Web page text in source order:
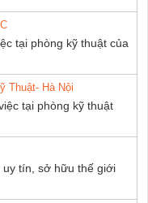
tại phòng kỹ thuật của
Thuật- Hà Nội
tại phòng kỹ thuật
tín, sở hữu thế giới